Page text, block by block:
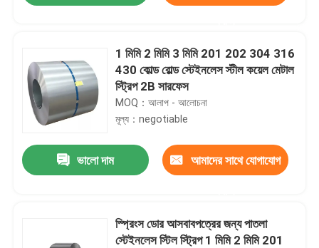
1 মিমি 2 মিমি 3 মিমি 201 202 304 316
430 কোল্ড রোল্ড স্টেইনলেস স্টীল কয়েল মেটাল
স্ট্রিপ 2B সারফেস
MOQ：আলাপ - আলোচনা
মূল্য：negotiable
ভালো দাম আমাদের সাথে যোগাযোগ
স্প্রিংস ডোর আসবাবপত্রের জন্য পাতলা
স্টেইনলেস স্টিল স্ট্রিপ 1 মিমি 2 মিমি 201